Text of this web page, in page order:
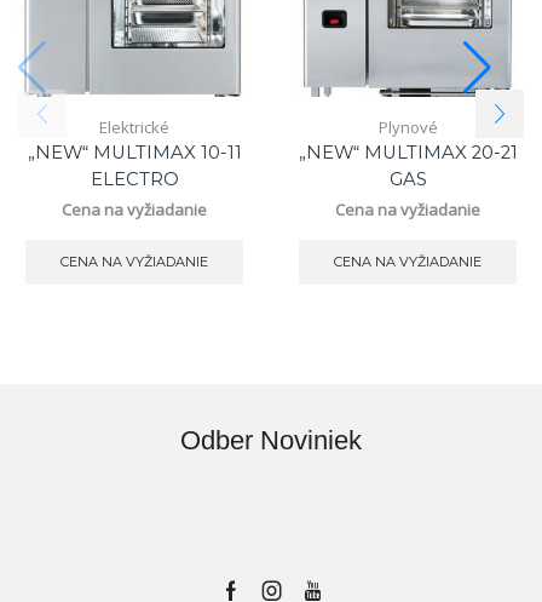
Elektrické
„NEW“ MULTIMAX 10-11
ELECTRO
Cena na vyžiadanie
CENA NA VYŽIADANIE
Plynové
„NEW“ MULTIMAX 20-21
GAS
Cena na vyžiadanie
CENA NA VYŽIADANIE
Odber Noviniek